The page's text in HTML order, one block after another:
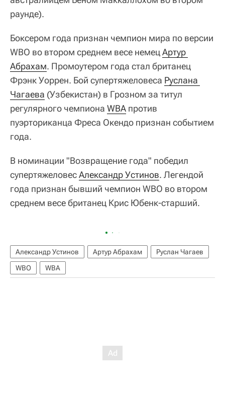
раунде).
Боксером года признан чемпион мира по версии
WBO во втором среднем весе немецАртур
Абрахам. Промоутером года стал британец
Фрэнк Уоррен. Бой супертяжеловеса Руслана
Чагаева (Узбекистан) в Грозном за титул
регулярного чемпиона WBA против
пуэрториканца Фреса Окендо признан событием
года.
В номинации "Возвращение года" победил
супертяжеловесАлександр Устинов. Легендой
года признан бывший чемпион WBO во втором
среднем весе британец Крис Юбенк-старший.
Александр Устинов Артур Абрахам
Руслан Чагаев
WBO
WBA